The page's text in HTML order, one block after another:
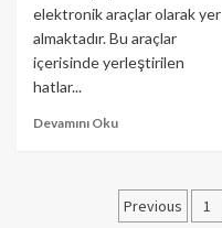
elektronik araçlar olarak yer
almaktadır. Bu araçlar
içerisinde yerleştirilen
hatlar...
Devamını Oku
Yazı
Previous 1